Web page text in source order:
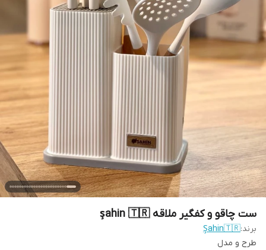
ست چاقو و کفگیر ملاقه şahin 🇹🇷
برند:Şahin🇹🇷
طرح و مدل